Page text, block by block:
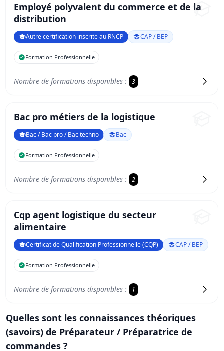
Employé polyvalent du commerce et de la
distribution
Autre certification inscrite au RNCP CAP / BEP
Formation Professionnelle
Nombre de formations disponibles : 3
Bac pro métiers de la logistique
Bac / Bac pro / Bac techno Bac
Formation Professionnelle
Nombre de formations disponibles : 2
Cqp agent logistique du secteur
alimentaire
Certificat de Qualification Professionnelle (CQP) CAP / BEP
Formation Professionnelle
Nombre de formations disponibles : 1
Quelles sont les connaissances théoriques
(savoirs) de Préparateur / Préparatrice de
commandes ?